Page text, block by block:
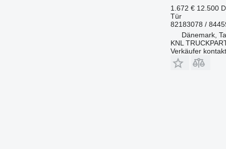
1.672 € 12.500
Tür
82183078 /
Dänemark,
KNL
Verkäufer